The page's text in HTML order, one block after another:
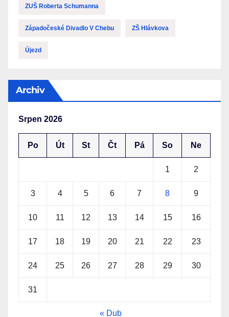
ZUŠ Roberta Schumanna
Západočeské Divadlo V Chebu ZŠ Hlávkova
Újezd
Archiv
Srpen 2026
Po Út St Čt Pá So Ne
1 2
3 4 5 6 7 8 9
10 11 12 13 14 15 16
17 18 19 20 21 22 23
24 25 26 27 28 29 30
31
« Dub